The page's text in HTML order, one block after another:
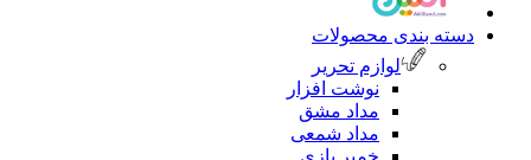
دسته بندی محصولات
لوازم تحریر
نوشت افزار
مداد مشق
مداد شمعی
خمیر بازی